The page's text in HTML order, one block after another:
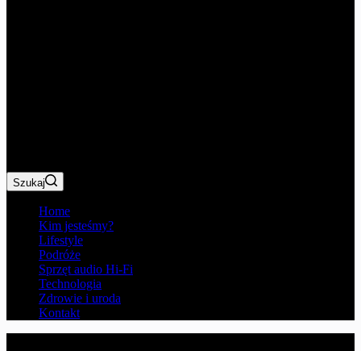
Szukaj
Home
Kim jesteśmy?
Lifestyle
Podróże
Sprzęt audio Hi-Fi
Technologia
Zdrowie i uroda
Kontakt